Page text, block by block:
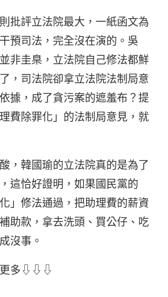
批評立法院最大，一紙函文為
預司法，完全沒在演的。吳
非圭臬，立法院自己修法都鮮
，司法院卻拿立法院法制局意
據，成了貪污案的遮羞布？提
費除罪化」的法制局意見，就
，韓國瑜的立法院真的是為了
這恰好證明，如果國民黨的
」修法通過，把助理費的薪資
助款，拿去洗頭、買公仔、吃
沒事。
多⇩⇩⇩